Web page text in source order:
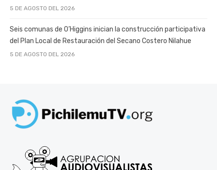
5 DE AGOSTO DEL 2026
Seis comunas de O’Higgins inician la construcción participativa
del Plan Local de Restauración del Secano Costero Nilahue
5 DE AGOSTO DEL 2026